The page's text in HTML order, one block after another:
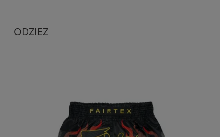
ODZIEŻ